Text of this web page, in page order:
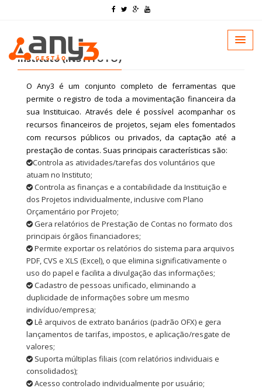
Módulos do Any3 - Sistema de Gestão para
Instituto (INSTITUTO)
O Any3 ​é um conjunto completo de ferramentas que
permite o registro de toda a movimentação financeira da
sua Instituicao. Através dele é possível acompanhar os
recursos financeiros de projetos, sejam eles fomentados
com recursos públicos ou privados, da captação até a
prestação de contas. Suas principais características são:
Controla as atividades/tarefas dos voluntários que
atuam no Instituto;
Controla as finanças e a contabilidade da Instituição e
dos Projetos individualmente, inclusive com Plano
Orçamentário por Projeto;
Gera relatórios de Prestação de Contas no formato dos
principais órgãos financiadores;
Permite exportar os relatórios do sistema para arquivos
PDF, CVS e XLS (Excel), o que elimina significativamente o
uso do papel e facilita a divulgação das informações;
Cadastro de pessoas unificado, eliminando a
duplicidade de informações sobre um mesmo
indivíduo/empresa;
Lê arquivos de extrato banários (padrão OFX) e gera
lançamentos de tarifas, impostos, e aplicação/resgate de
valores;
Suporta múltiplas filiais (com relatórios individuais e
consolidados);
Acesso controlado individualmente por usuário;